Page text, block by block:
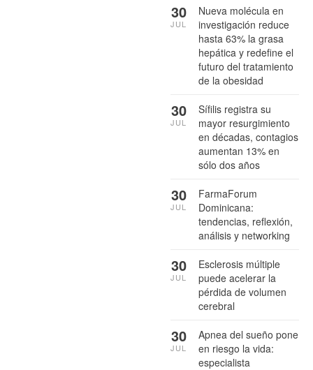
Nueva molécula en
investigación reduce
hasta 63% la grasa
hepática y redefine el
futuro del tratamiento
de la obesidad
30
JUL
Sífilis registra su
mayor resurgimiento
en décadas, contagios
aumentan 13% en
sólo dos años
30
JUL
FarmaForum
Dominicana:
tendencias, reflexión,
análisis y networking
30
JUL
Esclerosis múltiple
puede acelerar la
pérdida de volumen
cerebral
30
JUL
Apnea del sueño pone
en riesgo la vida:
especialista
30
JUL